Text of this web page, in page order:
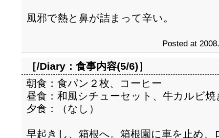
風邪で熱と鼻が詰まって辛い。
Posted at
［/Diary： 食事内容(5/6)］
朝食：食パン２枚、コーヒー
昼食：和風シチューセット、牛カルビ
夕食：（なし）
早起きし、箱根へ。箱根園に車を止め